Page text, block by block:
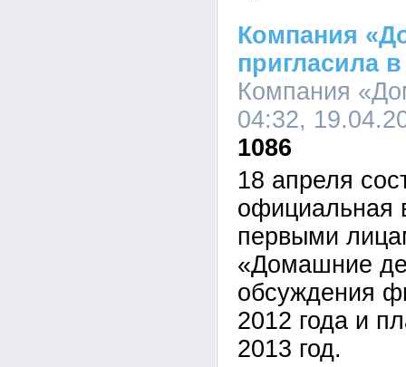
Компания
пригласила
Компания
04:32,
1086
18 апреля
официальная
первыми
«Домашние
обсуждения
2012 года и
2013 год.